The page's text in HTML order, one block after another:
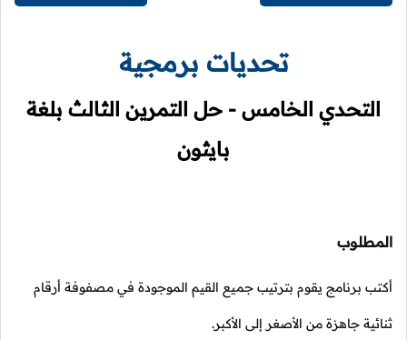
تحديات برمجية
التحدي الخامس - حل التمرين الثالث بلغة
بايثون
المطلوب
أكتب برنامج يقوم بترتيب جميع القيم الموجودة في مصفوفة أرقام
ثنائية جاهزة من الأصغر إلى الأكبر.